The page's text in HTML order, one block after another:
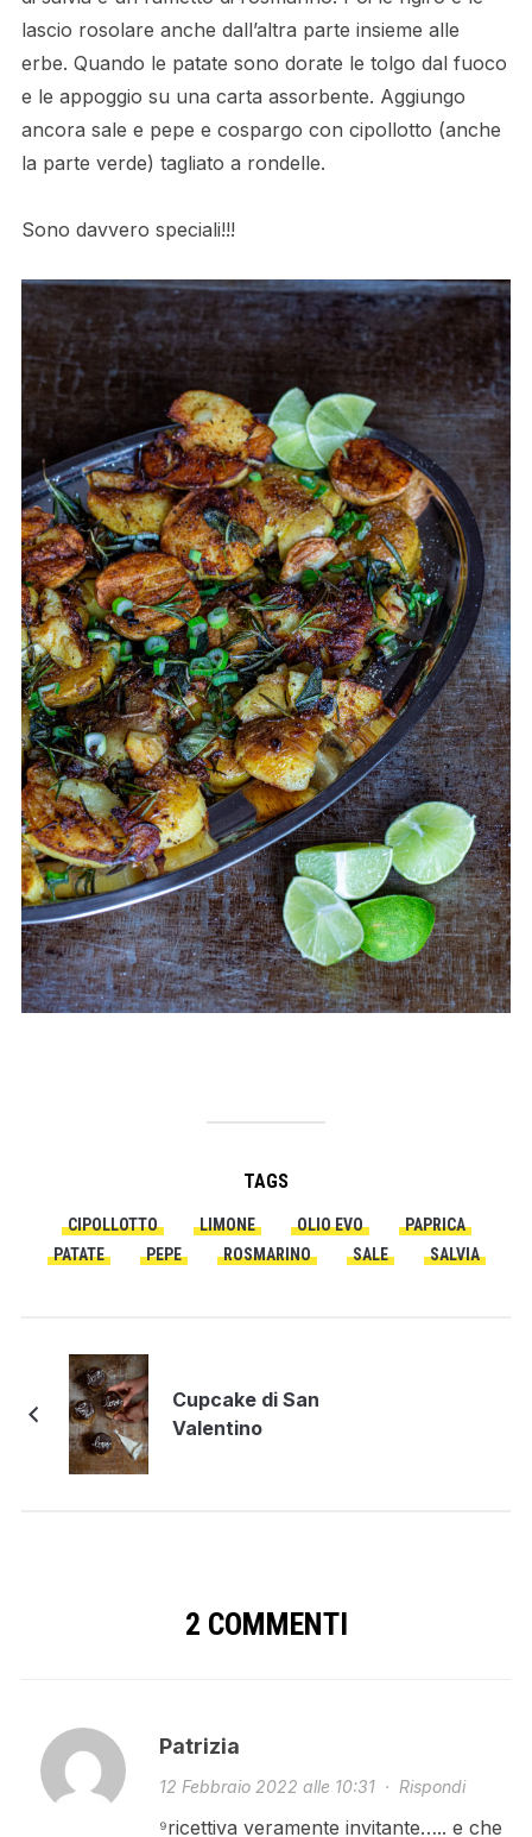
lascio rosolare anche dall’altra parte insieme alle
erbe. Quando le patate sono dorate le tolgo dal fuoco
e le appoggio su una carta assorbente. Aggiungo
ancora sale e pepe e cospargo con cipollotto (anche
la parte verde) tagliato a rondelle.
Sono davvero speciali!!!
TAGS
CIPOLLOTTO LIMONE OLIO EVO
PAPRICA
PATATE
PEPE ROSMARINO SALE SALVIA
Cupcake di San
Valentino
2 COMMENTI
Patrizia
12 Febbraio 2022 alle 10:31· Rispondi
⁹ricettiva veramente invitante….. e che